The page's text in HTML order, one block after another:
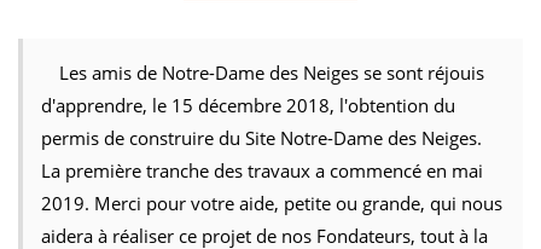
Les amis de Notre-Dame des Neiges se sont réjouis
d'apprendre, le 15 décembre 2018, l'obtention du
permis de construire du Site Notre-Dame des Neiges.
La première tranche des travaux a commencé en mai
2019. Merci pour votre aide, petite ou grande, qui nous
aidera à réaliser ce projet de nos Fondateurs, tout à la